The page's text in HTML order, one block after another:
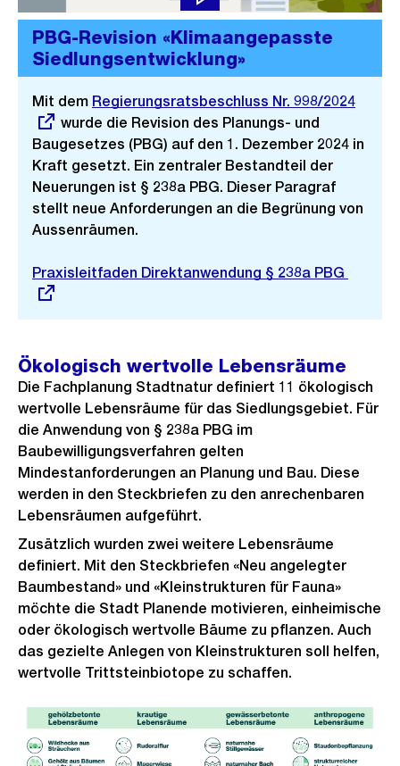
PBG-Revision «Klimaangepasste
Siedlungsentwicklung»
Mit dem Externer
Link:
Regierungsratsbeschluss Nr. 998/2024
wurde die Revision des Planungs- und
Baugesetzes (PBG) auf den 1. Dezember 2024 in
Kraft gesetzt. Ein zentraler Bestandteil der
Neuerungen ist § 238a PBG. Dieser Paragraf
stellt neue Anforderungen an die Begrünung von
Aussenräumen.
Externer
Link:
Praxisleitfaden Direktanwendung § 238a PBG
Ökologisch wertvolle Lebensräume
Die Fachplanung Stadtnatur definiert 11 ökologisch
wertvolle Lebensräume für das Siedlungsgebiet. Für
die Anwendung von § 238a PBG im
Baubewilligungsverfahren gelten
Mindestanforderungen an Planung und Bau. Diese
werden in den Steckbriefen zu den anrechenbaren
Lebensräumen aufgeführt.
Zusätzlich wurden zwei weitere Lebensräume
definiert. Mit den Steckbriefen «Neu angelegter
Baumbestand» und «Kleinstrukturen für Fauna»
möchte die Stadt Planende motivieren, einheimische
oder ökologisch wertvolle Bäume zu pflanzen. Auch
das gezielte Anlegen von Kleinstrukturen soll helfen,
wertvolle Trittsteinbiotope zu schaffen.